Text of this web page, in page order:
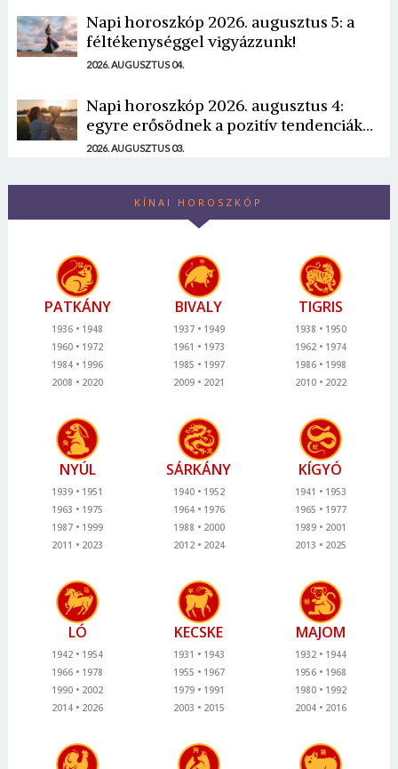
Napi horoszkóp 2026. augusztus 5: a
féltékenységgel vigyázzunk!
2026. AUGUSZTUS 04.
Napi horoszkóp 2026. augusztus 4:
egyre erősödnek a pozitív tendenciák...
2026. AUGUSZTUS 03.
KÍNAI HOROSZKÓP
PATKÁNY
1936
1948
1960
1972
1984
1996
2008
2020
BIVALY
1937
1949
1961
1973
1985
1997
2009
2021
TIGRIS
1938
1950
1962
1974
1986
1998
2010
2022
NYÚL
1939
1951
1963
1975
1987
1999
2011
2023
SÁRKÁNY
1940
1952
1964
1976
1988
2000
2012
2024
KÍGYÓ
1941
1953
1965
1977
1989
2001
2013
2025
LÓ
1942
1954
1966
1978
1990
2002
2014
2026
KECSKE
1931
1943
1955
1967
1979
1991
2003
2015
MAJOM
1932
1944
1956
1968
1980
1992
2004
2016